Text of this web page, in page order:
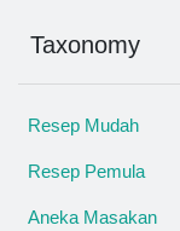
Taxonomy
Resep Mudah
Resep Pemula
Aneka Masakan